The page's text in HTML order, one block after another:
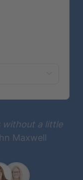
without a little
Maxwell